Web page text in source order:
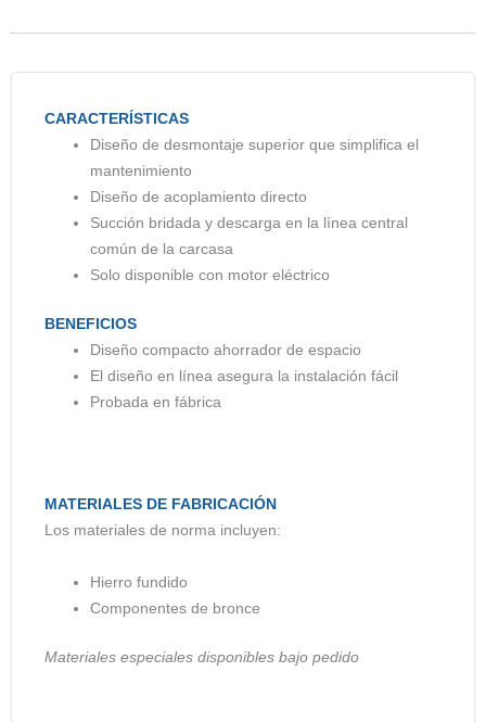
CARACTERÍSTICAS
Diseño de desmontaje superior que simplifica el
mantenimiento
Diseño de acoplamiento directo
Succión bridada y descarga en la línea central
común de la carcasa
Solo disponible con motor eléctrico
BENEFICIOS
Diseño compacto ahorrador de espacio
El diseño en línea asegura la instalación fácil
Probada en fábrica
MATERIALES DE FABRICACIÓN
Los materiales de norma incluyen:
Hierro fundido
Componentes de bronce
Materiales especiales disponibles bajo pedido